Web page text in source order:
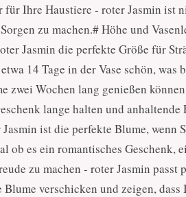
Ihre Haustiere - roter Jasmin ist
zu machen.# Höhe und
Jasmin die perfekte Größe für
14 Tage in der Vase schön, was
zwei Wochen lang genießen
lange halten und
ist die perfekte Blume, wenn
ob es ein romantisches Geschenk,
zu machen - roter Jasmin
Blume verschicken und zeigen,